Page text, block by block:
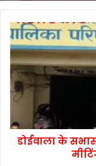
डोईवाला के